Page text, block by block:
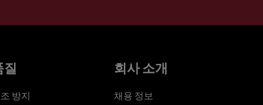
질
방지
회사 소개
채용 정보